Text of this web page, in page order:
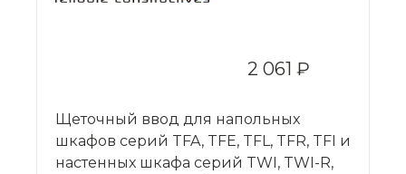
2 061 ₽
Щеточный ввод для напольных
шкафов серий TFA, TFE, TFL, TFR, TFI и
настенных шкафа серий TWI, TWI-R,